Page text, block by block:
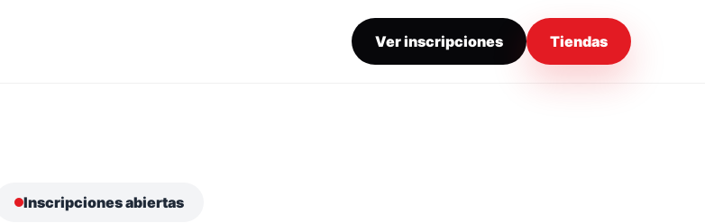
Ver inscripciones Tiendas
Inscripciones abiertas